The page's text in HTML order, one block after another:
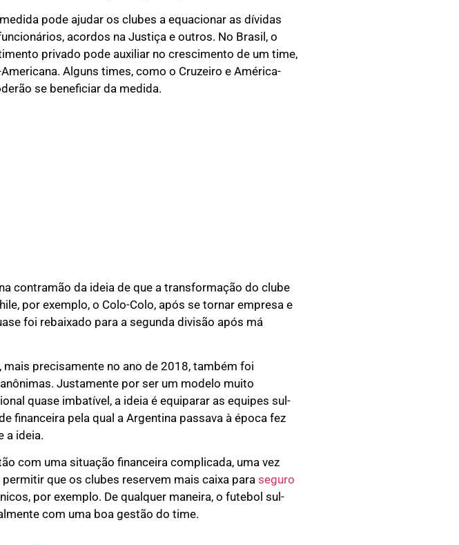
pode ajudar os clubes a equacionar as dívidas
acordos na Justiça e outros. No Brasil, o
privado pode auxiliar no crescimento de um time,
Alguns times, como o Cruzeiro e América-
se beneficiar da medida.
contramão da ideia de que a transformação do clube
por exemplo, o Colo-Colo, após se tornar empresa e
foi rebaixado para a segunda divisão após má
precisamente no ano de 2018, também foi
Justamente por ser um modelo muito
quase imbatível, a ideia é equiparar as equipes sul-
financeira pela qual a Argentina passava à época fez
a ideia.
com uma situação financeira complicada, uma vez
que os clubes reservem mais caixa para seguro
por exemplo. De qualquer maneira, o futebol sul-
com uma boa gestão do time.